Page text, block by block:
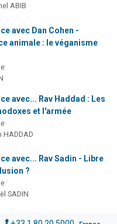
ABIB
avec Dan Cohen -
animale : le véganisme
avec... Rav Haddad : Les
et l'armée
HADDAD
avec... Rav Sadin - Libre
?
SADIN